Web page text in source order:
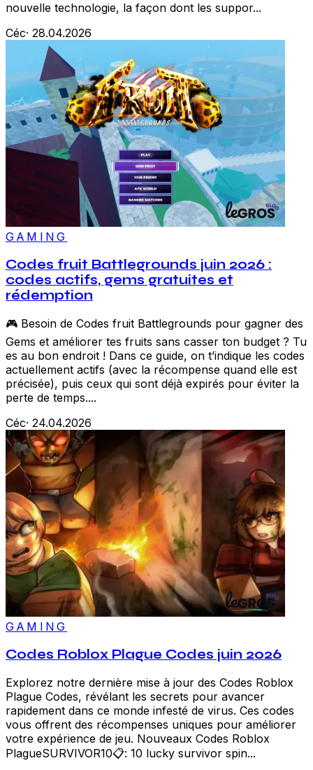
nouvelle technologie, la façon dont les suppor...
Céc· 28.04.2026
GAMING
Codes fruit Battlegrounds juin 2026 :
codes actifs, gems gratuites et
rédemption
🎮 Besoin de Codes fruit Battlegrounds pour gagner des
Gems et améliorer tes fruits sans casser ton budget ? Tu
es au bon endroit ! Dans ce guide, on t’indique les codes
actuellement actifs (avec la récompense quand elle est
précisée), puis ceux qui sont déjà expirés pour éviter la
perte de temps....
Céc· 24.04.2026
GAMING
Codes Roblox Plague Codes juin 2026
Explorez notre dernière mise à jour des Codes Roblox
Plague Codes, révélant les secrets pour avancer
rapidement dans ce monde infesté de virus. Ces codes
vous offrent des récompenses uniques pour améliorer
votre expérience de jeu. Nouveaux Codes Roblox
PlagueSURVIVOR10📋: 10 lucky survivor spin...